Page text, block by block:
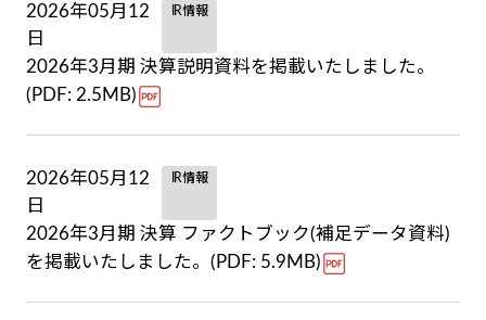
2026年05月12
日
IR情報
2026年3月期 決算説明資料を掲載いたしました。
(PDF: 2.5MB)
2026年05月12
日
IR情報
2026年3月期 決算 ファクトブック(補足データ資料)
を掲載いたしました。(PDF: 5.9MB)